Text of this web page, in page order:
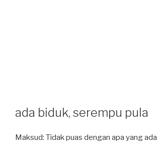
ada biduk, serempu pula
Maksud: Tidak puas dengan apa yang ada